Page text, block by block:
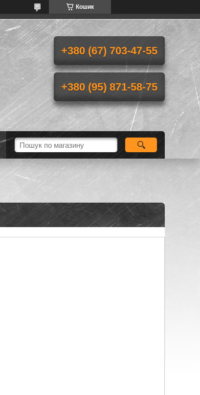
Кошик
+380 (67) 703-47-55
+380 (95) 871-58-75